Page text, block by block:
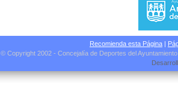
Recomienda esta Página |
© Copyright 2002 - Concejalía de Deportes del